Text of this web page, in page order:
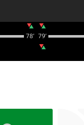
78‎’‎ 79‎’‎